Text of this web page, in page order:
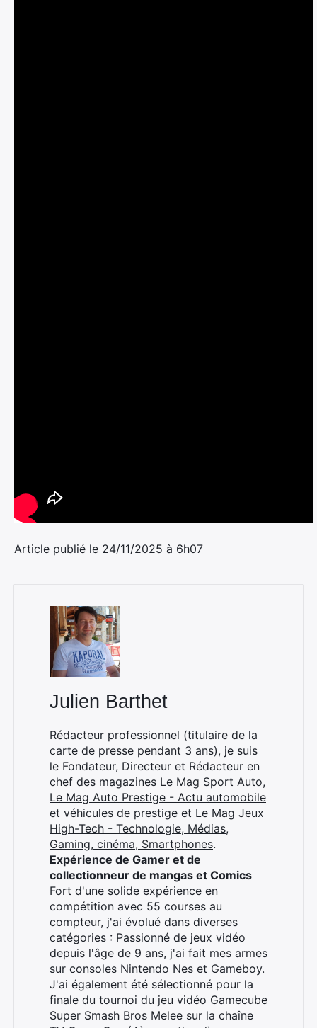
Article publié le 24/11/2025 à 6h07
Julien Barthet
Rédacteur professionnel (titulaire de la
carte de presse pendant 3 ans), je suis
le Fondateur, Directeur et Rédacteur en
chef des magazines Le Mag Sport Auto,
Le Mag Auto Prestige - Actu automobile
et véhicules de prestige et Le Mag Jeux
High-Tech - Technologie, Médias,
Gaming, cinéma, Smartphones.
Expérience de Gamer et de
collectionneur de mangas et Comics
Fort d'une solide expérience en
compétition avec 55 courses au
compteur, j'ai évolué dans diverses
catégories : Passionné de jeux vidéo
depuis l'âge de 9 ans, j'ai fait mes armes
sur consoles Nintendo Nes et Gameboy.
J'ai également été sélectionné pour la
finale du tournoi du jeu vidéo Gamecube
Super Smash Bros Melee sur la chaîne